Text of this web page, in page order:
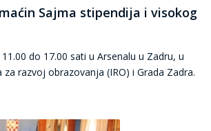
Sajma stipendija i visokog
do 17.00 sati u Arsenalu u Zadru, u
razvoj obrazovanja (IRO) i Grada Zadra.